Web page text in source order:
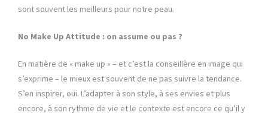
sont souvent les meilleurs pour notre peau.
No Make Up Attitude : on assume ou pas ?
En matière de « make up » – et c’est la conseillère en image qui
s’exprime – le mieux est souvent de ne pas suivre la tendance.
S’en inspirer, oui. L’adapter à son style, à ses envies et plus
encore, à son rythme de vie et le contexte est encore ce qu’il y